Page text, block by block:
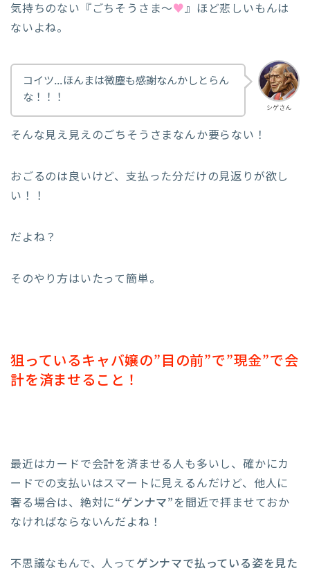
気持ちのない『ごちそうさま〜♥︎』ほど悲しいもんは
ないよね。
シゲさん
コイツ…ほんまは微塵も感謝なんかしとらん
な！！！
そんな見え見えのごちそうさまなんか要らない！
おごるのは良いけど、支払った分だけの見返りが欲し
い！！
だよね？
そのやり方はいたって簡単。
狙っているキャバ嬢の”目の前”で”現金”で会
計を済ませること！
最近はカードで会計を済ませる人も多いし、確かにカ
ードでの支払いはスマートに見えるんだけど、他人に
奢る場合は、絶対に“ゲンナマ”を間近で拝ませておか
なければならないんだよね！
不思議なもんで、人ってゲンナマで払っている姿を見た